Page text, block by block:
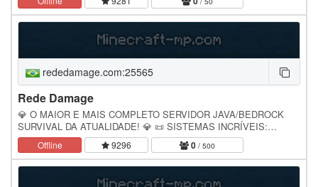
rededamage.com:25565
Rede Damage
💎 O MAIOR E MAIS COMPLETO SERVIDOR JAVA/BEDROCK
SURVIVAL DA ATUALIDADE! 💎 📜 SISTEMAS INCRÍVEIS:
━━━━━━━━━━━━━━━━━━━━━━ ⚔️ EVENTOS DIÁRIOS PVP & PVE
🎨 TEXTURAS…
Offline 9296 0 / 500